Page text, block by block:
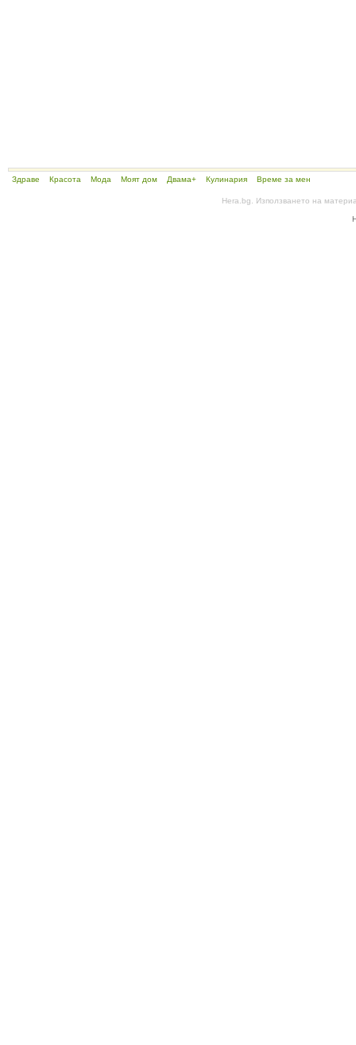
Здраве Красота Мода Моят дом Двама+ Кулинария Време за мен
Hera.bg. Използването на